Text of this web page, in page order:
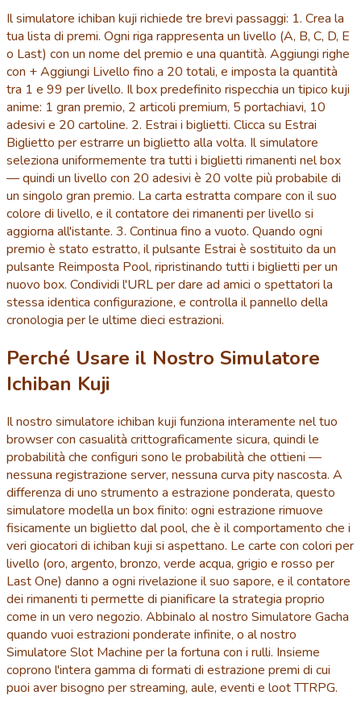
Il simulatore ichiban kuji richiede tre brevi passaggi: 1. Crea la
tua lista di premi. Ogni riga rappresenta un livello (A, B, C, D, E
o Last) con un nome del premio e una quantità. Aggiungi righe
con + Aggiungi Livello fino a 20 totali, e imposta la quantità
tra 1 e 99 per livello. Il box predefinito rispecchia un tipico kuji
anime: 1 gran premio, 2 articoli premium, 5 portachiavi, 10
adesivi e 20 cartoline. 2. Estrai i biglietti. Clicca su Estrai
Biglietto per estrarre un biglietto alla volta. Il simulatore
seleziona uniformemente tra tutti i biglietti rimanenti nel box
— quindi un livello con 20 adesivi è 20 volte più probabile di
un singolo gran premio. La carta estratta compare con il suo
colore di livello, e il contatore dei rimanenti per livello si
aggiorna all'istante. 3. Continua fino a vuoto. Quando ogni
premio è stato estratto, il pulsante Estrai è sostituito da un
pulsante Reimposta Pool, ripristinando tutti i biglietti per un
nuovo box. Condividi l'URL per dare ad amici o spettatori la
stessa identica configurazione, e controlla il pannello della
cronologia per le ultime dieci estrazioni.
Perché Usare il Nostro Simulatore
Ichiban Kuji
Il nostro simulatore ichiban kuji funziona interamente nel tuo
browser con casualità crittograficamente sicura, quindi le
probabilità che configuri sono le probabilità che ottieni —
nessuna registrazione server, nessuna curva pity nascosta. A
differenza di uno strumento a estrazione ponderata, questo
simulatore modella un box finito: ogni estrazione rimuove
fisicamente un biglietto dal pool, che è il comportamento che i
veri giocatori di ichiban kuji si aspettano. Le carte con colori per
livello (oro, argento, bronzo, verde acqua, grigio e rosso per
Last One) danno a ogni rivelazione il suo sapore, e il contatore
dei rimanenti ti permette di pianificare la strategia proprio
come in un vero negozio. Abbinalo al nostro Simulatore Gacha
quando vuoi estrazioni ponderate infinite, o al nostro
Simulatore Slot Machine per la fortuna con i rulli. Insieme
coprono l'intera gamma di formati di estrazione premi di cui
puoi aver bisogno per streaming, aule, eventi e loot TTRPG.